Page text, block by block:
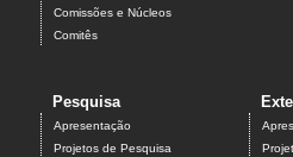
Comissões e Núcleos
Comitês
Pesquisa
Apresentação
Projetos de Pesquisa